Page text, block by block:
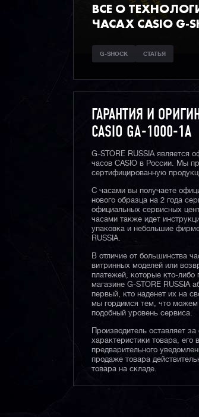
ВСЕ О
ЧАСАХ CASIO G-
G-SHOCK СТАТЬЯ
ГАРАНТИЯ И
CASIO GA-1000-1A
G-STORE RUSSIA является
часов CASIO в России. Мы
сертифицированную
С часами вы получаете
нового образца на 2 года
официальных сервисных
часами также идет
упаковка и небольшие
RUSSIA.
В отличие от большинства
витринных моделей или
платежей, которые кто-
магазине G-STORE RUSSIA
первый, кто наденет их на
мы гордимся тем, что можем
подобный уровень сервиса.
Производитель оставляет
характеристики товара, его
предварительного
продаже товара
товара на складе.